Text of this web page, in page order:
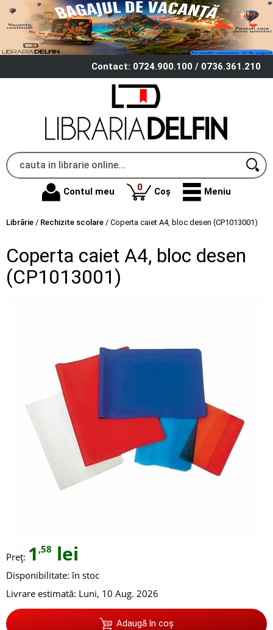
Contact: 0724.900.100 / 0736.361.210
Contul meu 0produse
Coș Meniu
Librărie / Rechizite scolare / Coperta caiet A4, bloc desen (CP1013001)
Coperta caiet A4, bloc desen
(CP1013001)
Preț: 1 ,58 lei
Disponibilitate: în stoc
Livrare estimată: Luni, 10 Aug. 2026
Adaugă în coș